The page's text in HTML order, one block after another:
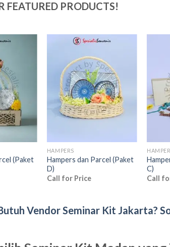
FEATURED PRODUCTS!
Add to
wishlist
(Paket
Add to
wishlist
HAMPERS
Hampers dan Parcel (Paket
D)
Call for Price
C)
Call
Vendor Seminar Kit Jakarta?